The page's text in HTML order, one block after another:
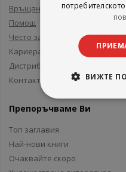
Връщане
Помощ
Често задавани въпроси
Кариера
Дистрибуция
Контакти
Препоръчваме Ви
Топ заглавия
Най-нови книги
Очаквайте скоро
ВИЖТЕ